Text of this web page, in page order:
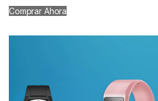
Comprar Ahora